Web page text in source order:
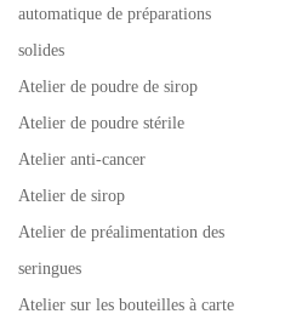
automatique de préparations
solides
Atelier de poudre de sirop
Atelier de poudre stérile
Atelier anti-cancer
Atelier de sirop
Atelier de préalimentation des
seringues
Atelier sur les bouteilles à carte